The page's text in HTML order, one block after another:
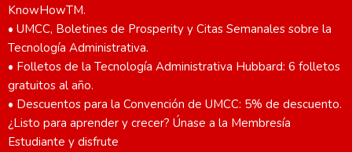
KnowHowTM.
• UMCC, Boletines de Prosperity y Citas Semanales sobre la
Tecnología Administrativa.
• Folletos de la Tecnología Administrativa Hubbard: 6 folletos
gratuitos al año.
• Descuentos para la Convención de UMCC: 5% de descuento.
¿Listo para aprender y crecer? Únase a la Membresía
Estudiante y disfrute